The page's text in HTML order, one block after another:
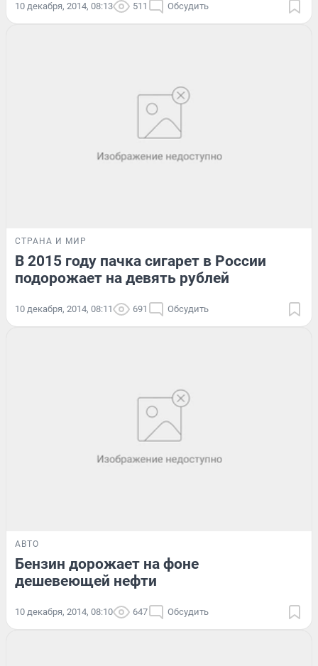
10 декабря, 2014, 08:13 511 Обсудить
СТРАНА И МИР
В 2015 году пачка сигарет в России
подорожает на девять рублей
10 декабря, 2014, 08:11 691 Обсудить
АВТО
Бензин дорожает на фоне
дешевеющей нефти
10 декабря, 2014, 08:10 647 Обсудить